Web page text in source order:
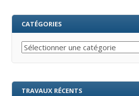
CATÉGORIES
Catégories
TRAVAUX RÉCENTS